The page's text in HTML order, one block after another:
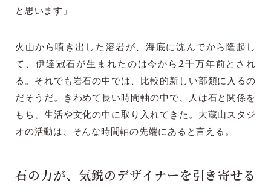
と思います」
火山から噴き出した溶岩が、海底に沈んでから隆起し
て、伊達冠石が生まれたのは今から2千万年前とされ
る。それでも岩石の中では、比較的新しい部類に入るの
だそうだ。きわめて長い時間軸の中で、人は石と関係を
もち、生活や文化の中に取り入れてきた。大蔵山スタジ
オの活動は、そんな時間軸の先端にあると言える。
石の力が、気鋭のデザイナーを引き寄せる